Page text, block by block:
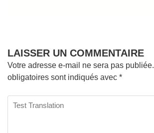
LAISSER UN COMMENTAIRE
Votre adresse e-mail ne sera pas publiée.
obligatoires sont indiqués avec *
Test